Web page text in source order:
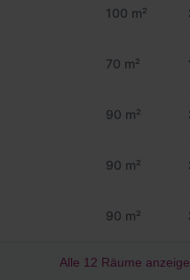
100 m²
70 m²
90 m²
90 m²
90 m²
Alle 12 Räume